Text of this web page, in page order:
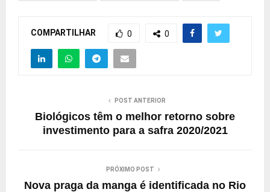
COMPARTILHAR 0 0
POST ANTERIOR
Biológicos têm o melhor retorno sobre
investimento para a safra 2020/2021
PRÓXIMO POST
Nova praga da manga é identificada no Rio